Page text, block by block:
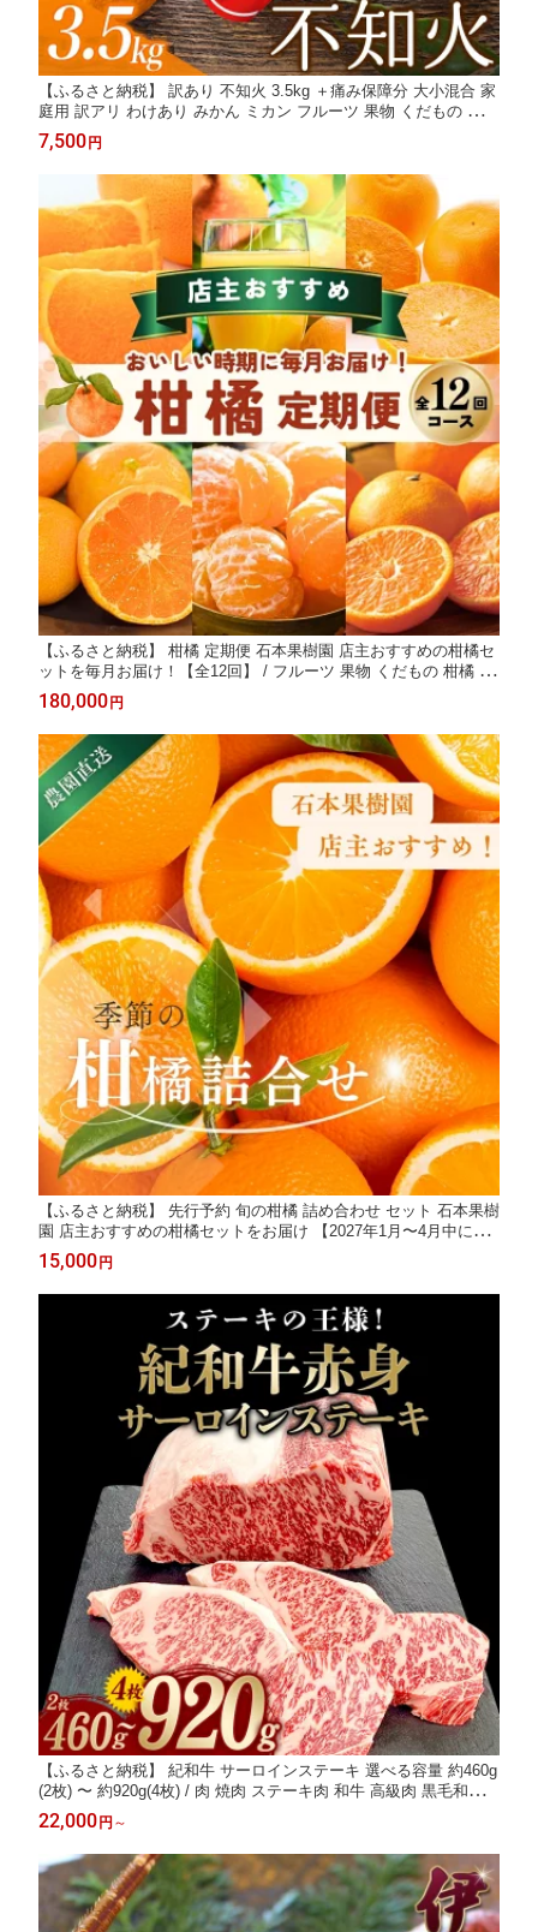
【ふるさと納税】 訳あり 不知火 3.5kg ＋痛み保障分 大小混合 家
庭用 訳アリ わけあり みかん ミカン フルーツ 果物 くだもの 不知
火 しらぬい 不知火デコポン 蜜柑 柑橘 人気 予約 先行予約 数量限
定 【2026年2月初旬〜3月下旬までに順次発送】
7,500 円
【ふるさと納税】 柑橘 定期便 石本果樹園 店主おすすめの柑橘セ
ットを毎月お届け！【全12回】 / フルーツ 果物 くだもの 柑橘 フ
ルーツ定期便 くだもの定期便 定期便 みかん ミカン 温州みかん
せとか カラマンダリン 産地直送 旬 人気 おすすめ 三重県 紀宝町
180,000 円
【ふるさと納税】 先行予約 旬の柑橘 詰め合わせ セット 石本果樹
園 店主おすすめの柑橘セットをお届け 【2027年1月〜4月中に順
次発送予定】 / フルーツ 果物 くだもの 柑橘 みかん ミカン不知火
せとか セミノール ポンカン 甘夏 清見 オレンジ 産地直送 旬 人気
詰め合わせ
15,000 円
【ふるさと納税】 紀和牛 サーロインステーキ 選べる容量 約460g
(2枚) 〜 約920g(4枚) / 肉 焼肉 ステーキ肉 和牛 高級肉 黒毛和牛
ホルスタイン ギフト お取り寄せグルメ 牛肉 美味しい 高級 国産
贈り物 お中元 お歳暮
22,000 円 ～